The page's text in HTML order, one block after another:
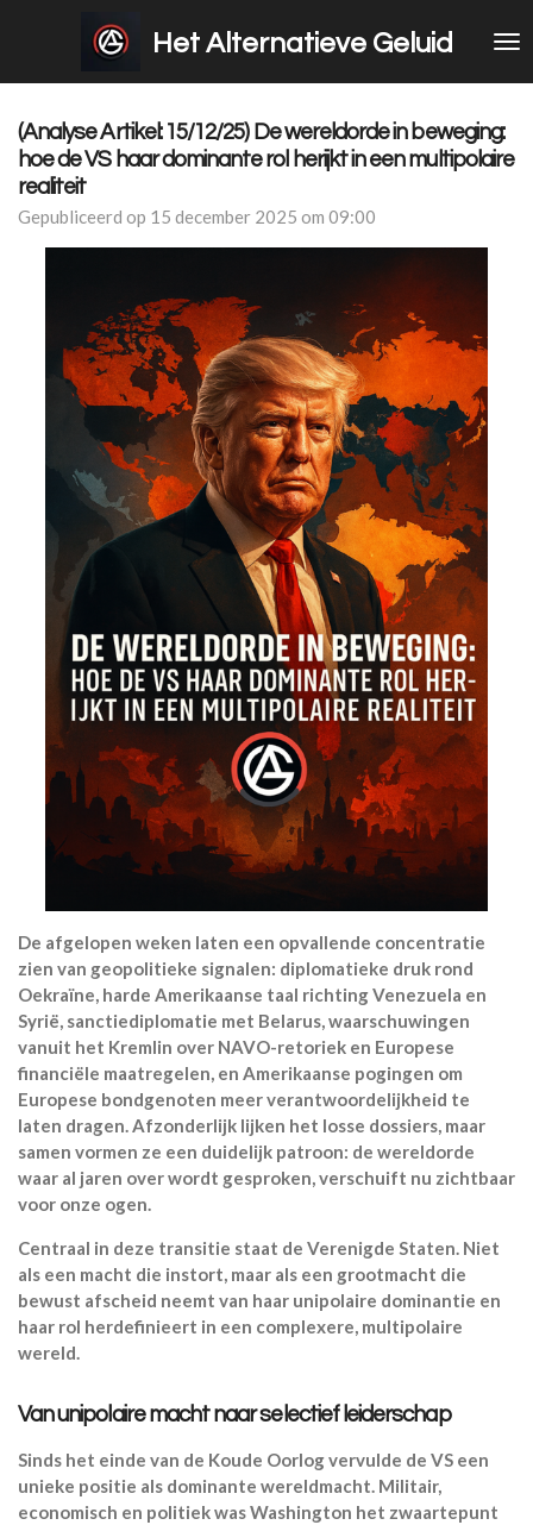
hoofdinhoud
Het Alternatieve Geluid
(Analyse Artikel: 15/12/25) De wereldorde in beweging:
hoe de VS haar dominante rol herijkt in een multipolaire
realiteit
Gepubliceerd op 15 december 2025 om 09:00
De afgelopen weken laten een opvallende concentratie
zien van geopolitieke signalen: diplomatieke druk rond
Oekraïne, harde Amerikaanse taal richting Venezuela en
Syrië, sanctiediplomatie met Belarus, waarschuwingen
vanuit het Kremlin over NAVO-retoriek en Europese
financiële maatregelen, en Amerikaanse pogingen om
Europese bondgenoten meer verantwoordelijkheid te
laten dragen. Afzonderlijk lijken het losse dossiers, maar
samen vormen ze een duidelijk patroon: de wereldorde
waar al jaren over wordt gesproken, verschuift nu zichtbaar
voor onze ogen.
Centraal in deze transitie staat de Verenigde Staten. Niet
als een macht die instort, maar als een grootmacht die
bewust afscheid neemt van haar unipolaire dominantie en
haar rol herdefinieert in een complexere, multipolaire
wereld.
Van unipolaire macht naar selectief leiderschap
Sinds het einde van de Koude Oorlog vervulde de VS een
unieke positie als dominante wereldmacht. Militair,
economisch en politiek was Washington het zwaartepunt